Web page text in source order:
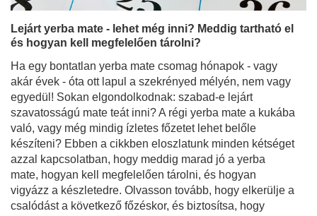
Lejárt yerba mate - lehet még inni? Meddig tartható el
és hogyan kell megfelelően tárolni?
Ha egy bontatlan yerba mate csomag hónapok - vagy
akár évek - óta ott lapul a szekrényed mélyén, nem vagy
egyedül! Sokan elgondolkodnak: szabad-e lejárt
szavatosságú mate teát inni? A régi yerba mate a kukába
való, vagy még mindig ízletes főzetet lehet belőle
készíteni? Ebben a cikkben eloszlatunk minden kétséget
azzal kapcsolatban, hogy meddig marad jó a yerba
mate, hogyan kell megfelelően tárolni, és hogyan
vigyázz a készletedre. Olvasson tovább, hogy elkerülje a
csalódást a következő főzéskor, és biztosítsa, hogy